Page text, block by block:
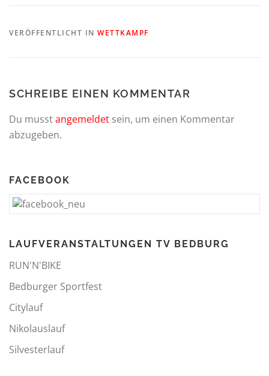
VERÖFFENTLICHT IN WETTKAMPF
SCHREIBE EINEN KOMMENTAR
Du musstangemeldet sein, um einen Kommentar
abzugeben.
FACEBOOK
LAUFVERANSTALTUNGEN TV BEDBURG
RUN'N'BIKE
Bedburger Sportfest
Citylauf
Nikolauslauf
Silvesterlauf